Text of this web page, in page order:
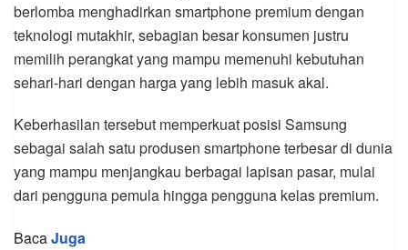
berlomba menghadirkan smartphone premium dengan
teknologi mutakhir, sebagian besar konsumen justru
memilih perangkat yang mampu memenuhi kebutuhan
sehari-hari dengan harga yang lebih masuk akal.
Keberhasilan tersebut memperkuat posisi Samsung
sebagai salah satu produsen smartphone terbesar di dunia
yang mampu menjangkau berbagai lapisan pasar, mulai
dari pengguna pemula hingga pengguna kelas premium.
BacaJuga